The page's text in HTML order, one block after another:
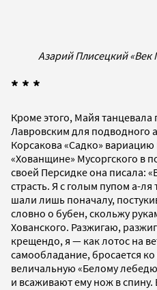
Азарий Плисецкий «Век
* * *
Кроме этого, Майя
Лавровским для подводного
Корсакова «Садко»
«Хованщине» Мусоргского в
своей Персидке она писала:
страсть. Я с голым пупом а-
шали лишь поначалу,
словно о бубен, скольжу
Хованского. Разжигаю,
крещендо, я — как лотос на
самообладание, бросается
величальную «Белому
и всаживают ему нож в спину.